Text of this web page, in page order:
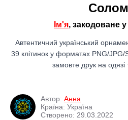
Ім'я, закодоване
Автентичний український
39 клітинок у форматах PNG/
замовте друк на одязі
Автор: Анна
Країна: Україна
Створено: 29.03.2022